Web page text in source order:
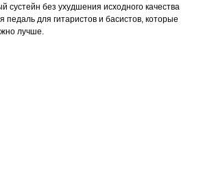
сустейн без ухудшения исходного качества
педаль для гитаристов и басистов, которые
лучше.